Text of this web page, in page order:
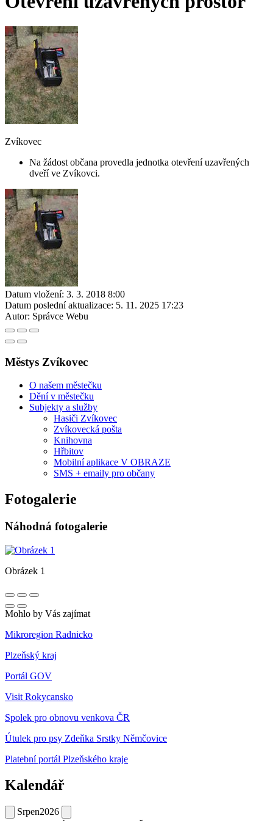
Zvíkovec
Na žádost občana provedla jednotka otevření uzavřených
dveří ve Zvíkovci.
Datum vložení: 3. 3. 2018 8:00
Datum poslední aktualizace: 5. 11. 2025 17:23
Autor: Správce Webu
Městys Zvíkovec
O našem městečku
Dění v městečku
Subjekty a služby
Hasiči Zvíkovec
Zvíkovecká pošta
Knihovna
Hřbitov
Mobilní aplikace V OBRAZE
SMS + emaily pro občany
Fotogalerie
Náhodná fotogalerie
Obrázek 1
Mohlo by Vás zajímat
Mikroregion Radnicko
Plzeňský kraj
Portál GOV
Visit Rokycansko
Spolek pro obnovu venkova ČR
Útulek pro psy Zdeňka Srstky Němčovice
Platební portál Plzeňského kraje
Kalendář
Srpen2026